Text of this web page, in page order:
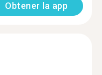
Obtener la app